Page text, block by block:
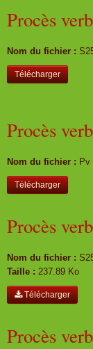
Procès
Nom du fichier :
Télécharger
Procès
Nom du fichier : Pv
Télécharger
Procès
Nom du fichier :
Taille : 237.89 Ko
Télécharger
Procès